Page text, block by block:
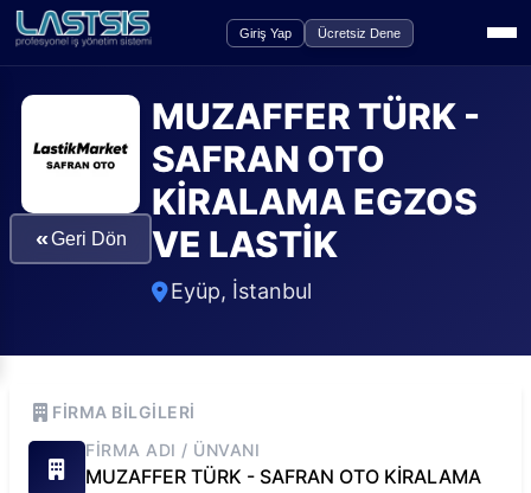
Giriş Yap Ücretsiz Dene
«Geri Dön
MUZAFFER TÜRK -
SAFRAN OTO
KİRALAMA EGZOS
VE LASTİK
Eyüp, İstanbul
FIRMA BILGILERI
FIRMA ADI / ÜNVANI
MUZAFFER TÜRK - SAFRAN OTO KİRALAMA